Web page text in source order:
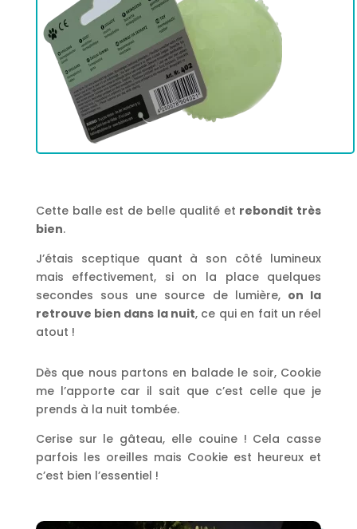
Cette balle est de belle qualité et rebondit très
bien.
J’étais sceptique quant à son côté lumineux
mais effectivement, si on la place quelques
secondes sous une source de lumière, on la
retrouve bien dans la nuit, ce qui en fait un réel
atout !
Dès que nous partons en balade le soir, Cookie
me l’apporte car il sait que c’est celle que je
prends à la nuit tombée.
Cerise sur le gâteau, elle couine ! Cela casse
parfois les oreilles mais Cookie est heureux et
c’est bien l’essentiel !